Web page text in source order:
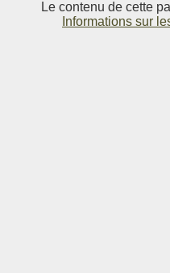
Le contenu de cette
Informations sur